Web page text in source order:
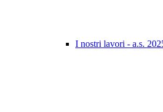
I nostri lavori - a.s.